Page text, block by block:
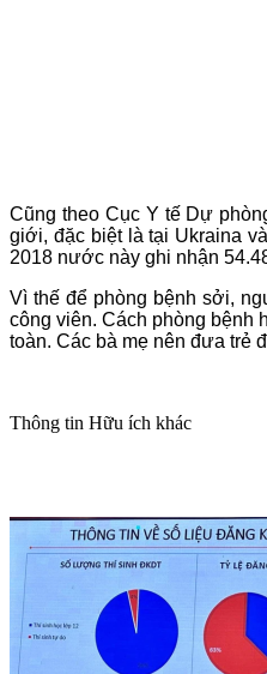
Cũng theo Cục Y tế Dự
giới, đặc biệt là tại Ukraina
2018 nước này ghi nhận
Vì thế để phòng bệnh sởi,
công viên. Cách phòng bệnh
toàn. Các bà mẹ nên đưa trẻ
Thông tin Hữu ích khác